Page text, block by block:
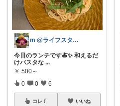
m @ライフスタイル×ビューティー
今日のランチです🍝✨ 和えるだ
けパスタな ...
￥ 500～
0 0 6
コレ いいね